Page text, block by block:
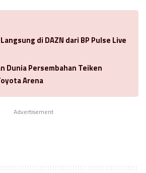
di DAZN dari BP Pulse Live
Dunia Persembahan Teiken
Arena
Advertisement